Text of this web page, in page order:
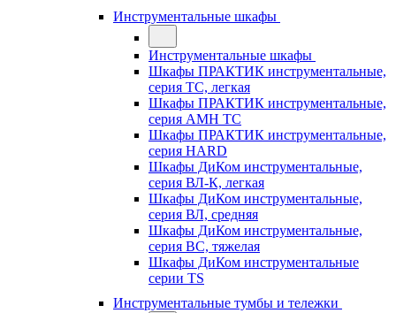
Инструментальные шкафы
Инструментальные шкафы
Шкафы ПРАКТИК инструментальные,
серия TC, легкая
Шкафы ПРАКТИК инструментальные,
серия AMH TC
Шкафы ПРАКТИК инструментальные,
серия HARD
Шкафы ДиКом инструментальные,
cерия ВЛ-К, легкая
Шкафы ДиКом инструментальные,
серия ВЛ, средняя
Шкафы ДиКом инструментальные,
серия ВС, тяжелая
Шкафы ДиКом инструментальные
серии TS
Инструментальные тумбы и тележки